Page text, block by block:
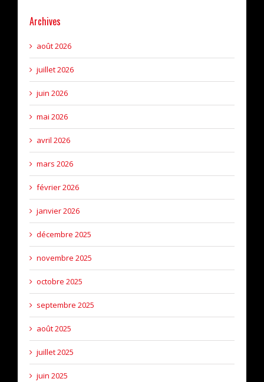
Archives
août 2026
juillet 2026
juin 2026
mai 2026
avril 2026
mars 2026
février 2026
janvier 2026
décembre 2025
novembre 2025
octobre 2025
septembre 2025
août 2025
juillet 2025
juin 2025